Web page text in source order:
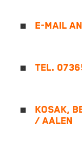
E-MAIL
TEL.
KOSAK,
/ AALEN